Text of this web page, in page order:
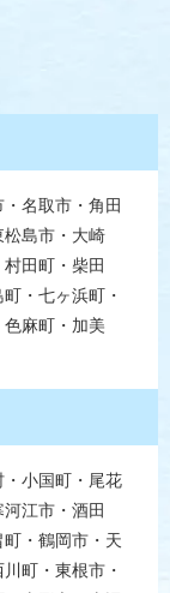
名取市・角田
島市・大崎
田町・柴田
・七ヶ浜町・
麻町・加美
小国町・尾花
江市・酒田
・鶴岡市・天
町・東根市・